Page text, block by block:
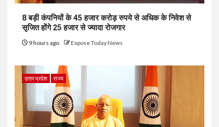
8 बड़ी कंपनियों के 45 हजार करोड़ रुपये से अधिक के निवेश से
सृजित होंगे 25 हजार से ज्यादा रोजगार
9 hours ago Expose Today News
उत्तर प्रदेश राज्य